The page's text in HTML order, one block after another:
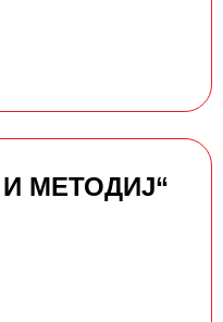
МЕТОДИЈ“